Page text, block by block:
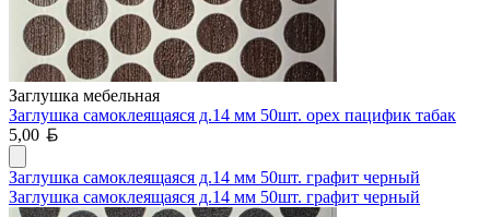
Заглушка мебельная
Заглушка самоклеящаяся д.14 мм 50шт. орех пацифик табак
5,00
Заглушка самоклеящаяся д.14 мм 50шт. графит черный
Заглушка самоклеящаяся д.14 мм 50шт. графит черный